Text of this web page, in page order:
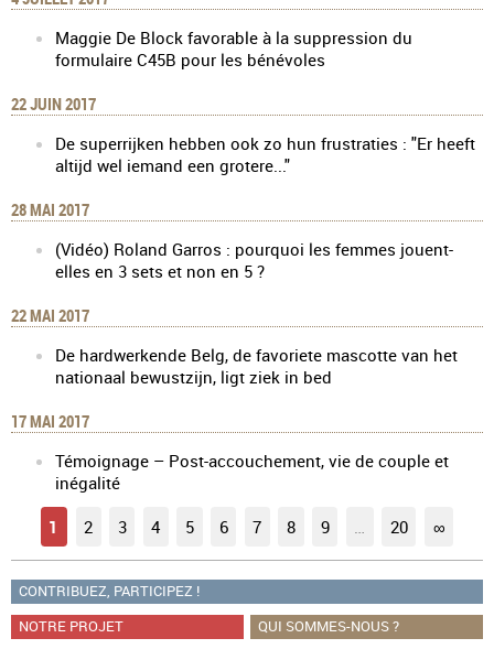
Maggie De Block favorable à la suppression du
formulaire C45B pour les bénévoles
22 JUIN 2017
De superrijken hebben ook zo hun frustraties : "Er heeft
altijd wel iemand een grotere..."
28 MAI 2017
(Vidéo) Roland Garros : pourquoi les femmes jouent-
elles en 3 sets et non en 5 ?
22 MAI 2017
De hardwerkende Belg, de favoriete mascotte van het
nationaal bewustzijn, ligt ziek in bed
17 MAI 2017
Témoignage – Post-accouchement, vie de couple et
inégalité
1
2 3 4 5 6 7 8 9 20 ∞
CONTRIBUEZ, PARTICIPEZ !
NOTRE PROJET
QUI SOMMES-NOUS ?